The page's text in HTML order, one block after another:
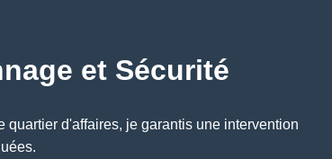
et Sécurité
d'affaires, je garantis une intervention